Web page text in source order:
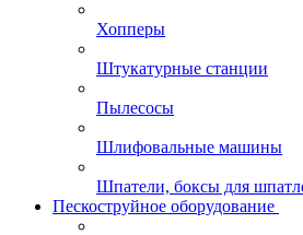
Хопперы
Штукатурные станции
Пылесосы
Шлифовальные машины
Шпатели, боксы для
Пескоструйное оборудование